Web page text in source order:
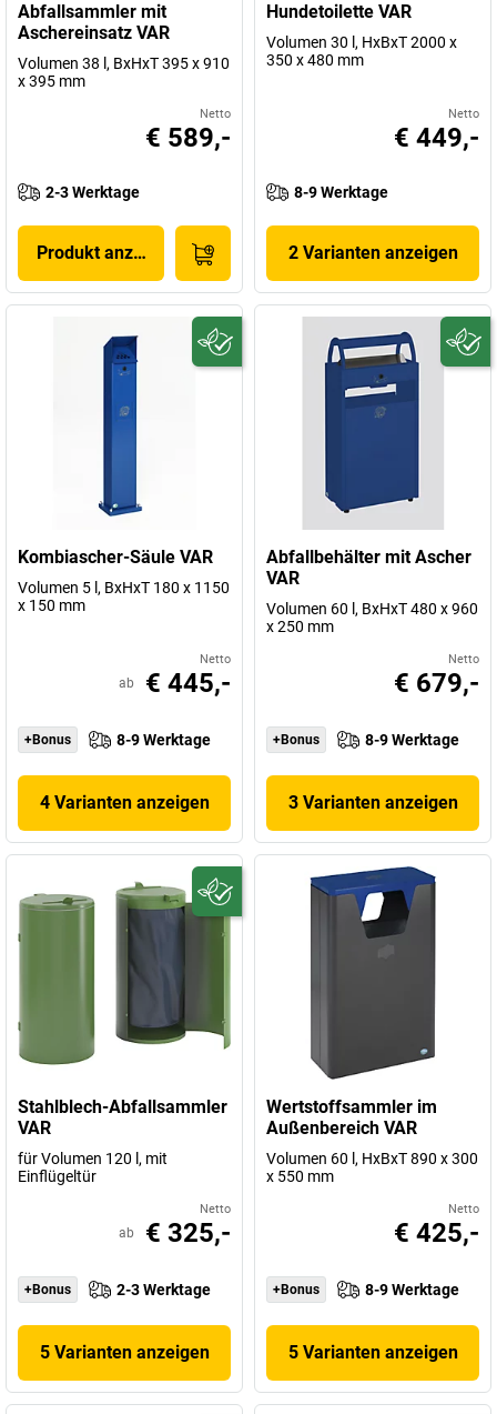
Abfallsammler mit
Aschereinsatz VAR
Volumen 38 l, BxHxT 395 x 910
x 395 mm
Netto
€ 589,-
2-3 Werktage
Produkt anzeigen
Hundetoilette VAR
Volumen 30 l, HxBxT 2000 x
350 x 480 mm
Netto
€ 449,-
8-9 Werktage
2 Varianten anzeigen
Kombiascher-Säule VAR
Volumen 5 l, BxHxT 180 x 1150
x 150 mm
Netto
ab € 445,-
+Bonus 8-9 Werktage
4 Varianten anzeigen
Abfallbehälter mit Ascher
VAR
Volumen 60 l, BxHxT 480 x 960
x 250 mm
Netto
€ 679,-
+Bonus 8-9 Werktage
3 Varianten anzeigen
Stahlblech-Abfallsammler
VAR
für Volumen 120 l, mit
Einflügeltür
Netto
ab € 325,-
+Bonus 2-3 Werktage
5 Varianten anzeigen
Wertstoffsammler im
Außenbereich VAR
Volumen 60 l, HxBxT 890 x 300
x 550 mm
Netto
€ 425,-
+Bonus 8-9 Werktage
5 Varianten anzeigen